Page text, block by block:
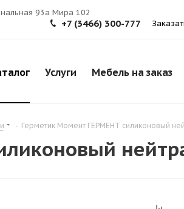
93а Мира 102
+7 (3466) 300-777
Услуги Мебель на заказ
- Герметик Момент ГЕРМЕНТ силиконовый